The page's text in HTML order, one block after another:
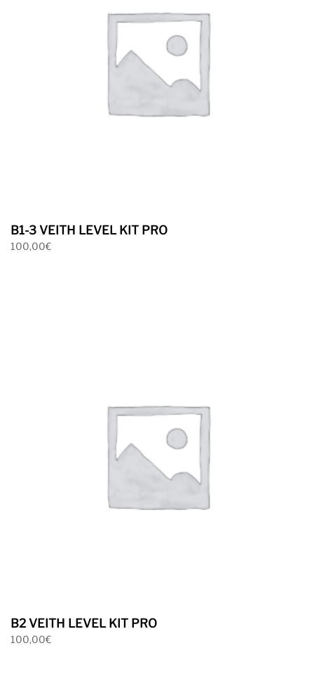
B1-3 VEITH LEVEL KIT PRO
100,00€
B2 VEITH LEVEL KIT PRO
100,00€